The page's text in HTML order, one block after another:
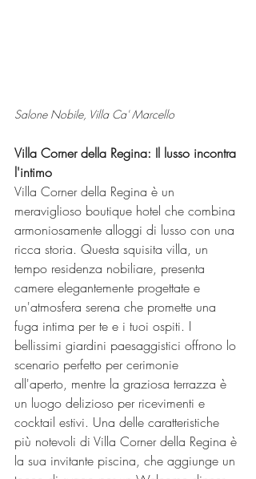
Salone Nobile, Villa Ca' Marcello
Villa Corner della Regina: Il lusso incontra
l'intimo
Villa Corner della Regina è un
meraviglioso boutique hotel che combina
armoniosamente alloggi di lusso con una
ricca storia. Questa squisita villa, un
tempo residenza nobiliare, presenta
camere elegantemente progettate e
un'atmosfera serena che promette una
fuga intima per te e i tuoi ospiti. I
bellissimi giardini paesaggistici offrono lo
scenario perfetto per cerimonie
all'aperto, mentre la graziosa terrazza è
un luogo delizioso per ricevimenti e
cocktail estivi. Una delle caratteristiche
più notevoli di Villa Corner della Regina è
la sua invitante piscina, che aggiunge un